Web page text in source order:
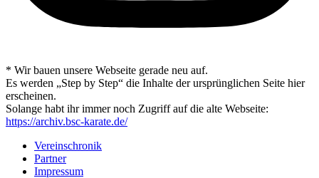
* Wir bauen unsere Webseite gerade neu auf.
Es werden „Step by Step“ die Inhalte der ursprünglichen Seite hier
erscheinen.
Solange habt ihr immer noch Zugriff auf die alte Webseite:
https://archiv.bsc-karate.de/
Vereinschronik
Partner
Impressum